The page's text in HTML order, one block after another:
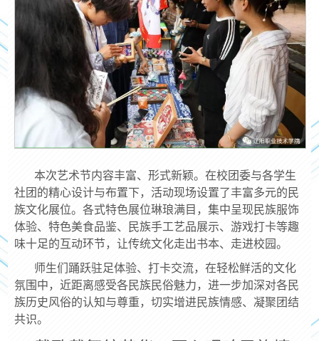
本次艺术节内容丰富、形式新颖。在校团委与各学生
社团的精心设计与布置下，活动现场设置了丰富多元的民
族文化展位。各式特色展位琳琅满目，集中呈现民族服饰
体验、特色美食品鉴、民族手工艺品展示、游戏打卡等趣
味十足的互动环节，让传统文化走出书本、走进校园。
师生们踊跃驻足体验、打卡交流，在轻松鲜活的文化
氛围中，近距离感受各民族民俗魅力，进一步加深对各民
族历史风俗的认知与尊重，切实增进民族情感、凝聚团结
共识。